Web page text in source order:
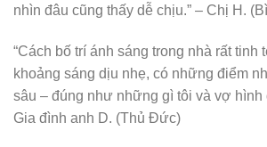
nhìn đâu cũng thấy dễ chịu.” – Chị H.
“Cách bố trí ánh sáng trong nhà rất tinh
khoảng sáng dịu nhẹ, có những điểm
sâu – đúng như những gì tôi và vợ hình
Gia đình anh D. (Thủ Đức)